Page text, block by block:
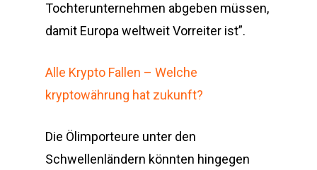
Tochterunternehmen abgeben müssen,
damit Europa weltweit Vorreiter ist”.
Alle Krypto Fallen – Welche
kryptowährung hat zukunft?
Die Ölimporteure unter den
Schwellenländern könnten hingegen